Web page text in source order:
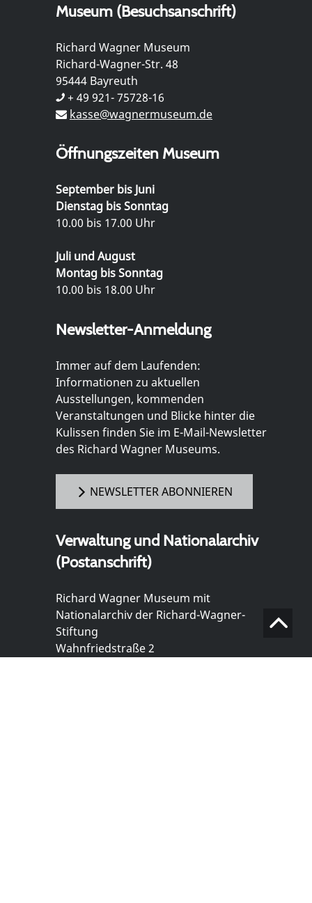
Museum (Besuchsanschrift)
Richard Wagner Museum
Richard-Wagner-Str. 48
95444 Bayreuth
+ 49 921- 75728-16
kasse@wagnermuseum.de
Öffnungszeiten Museum
September bis Juni
Dienstag bis Sonntag
10.00 bis 17.00 Uhr
Juli und August
Montag bis Sonntag
10.00 bis 18.00 Uhr
Newsletter-Anmeldung
Immer auf dem Laufenden:
Informationen zu aktuellen
Ausstellungen, kommenden
Veranstaltungen und Blicke hinter die
Kulissen finden Sie im E-Mail-Newsletter
des Richard Wagner Museums.
NEWSLETTER ABONNIEREN
Verwaltung und Nationalarchiv
(Postanschrift)
Richard Wagner Museum mit
Nationalarchiv der Richard-Wagner-
Stiftung
Wahnfriedstraße 2